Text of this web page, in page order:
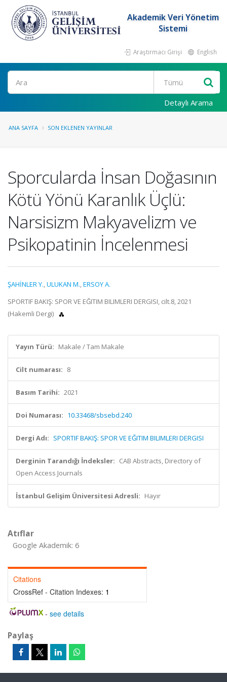
Akademik Veri Yönetim
Sistemi
Araştırmacı Girişi English
Ara
Detaylı Arama
ANA SAYFA SON EKLENEN YAYINLAR
Sporcularda İnsan Doğasının
Kötü Yönü Karanlık Üçlü:
Narsisizm Makyavelizm ve
Psikopatinin İncelenmesi
ŞAHİNLER Y.,ULUKAN M.,ERSOY A.
SPORTIF BAKIŞ: SPOR VE EĞITIM BILIMLERI DERGISI, cilt.8, 2021
(Hakemli Dergi)
Yayın Türü: Makale / Tam Makale
Cilt numarası: 8
Basım Tarihi: 2021
Doi Numarası: 10.33468/sbsebd.240
Dergi Adı: SPORTIF BAKIŞ: SPOR VE EĞITIM BILIMLERI DERGISI
Derginin Tarandığı İndeksler: CAB Abstracts, Directory of
Open Access Journals
İstanbul Gelişim Üniversitesi Adresli: Hayır
Atıflar
Google Akademik: 6
Citations
CrossRef - Citation Indexes: 1
- see details
Paylaş